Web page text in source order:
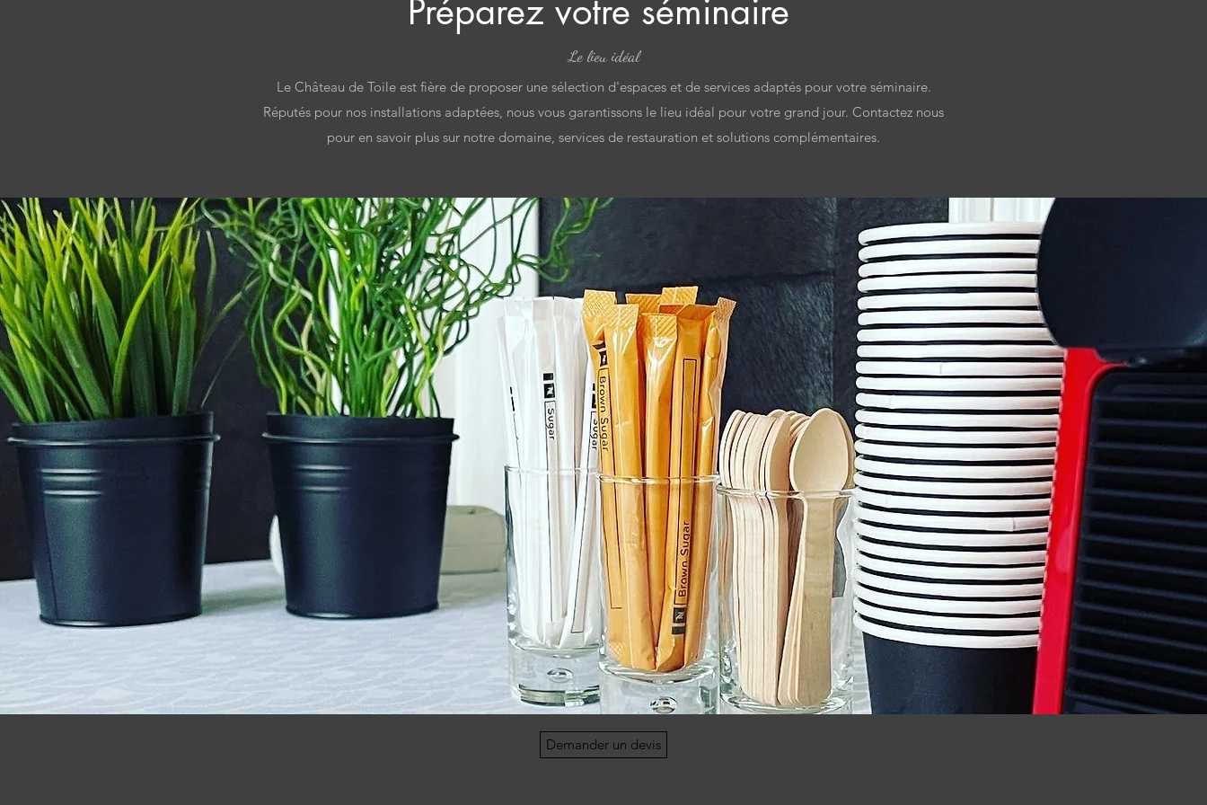
Préparez votre séminaire
Le lieu idéal
Le Château de Toile est fière de proposer une sélection d'espaces et de services adaptés pour votre séminaire.
Réputés pour nos installations adaptées, nous vous garantissons le lieu idéal pour votre grand jour. Contactez nous
pour en savoir plus sur notre domaine, services de restauration et solutions complémentaires.
Demander un devis